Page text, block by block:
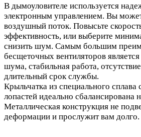
В дымоуловителе используется
электронным управлением. Вы
воздушный поток. Повысьте
эффективность, или выберите
снизить шум. Самым большим
бесщеточных вентиляторов
шума, стабильная работа,
длительный срок службы.
Крыльчатка из специального
лопастей идеально сбалансирована
Металлическая конструкция не
деформации и прослужит вам долго.